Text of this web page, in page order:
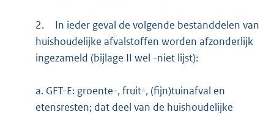
2.
In ieder geval de volgende bestanddelen van
huishoudelijke afvalstoffen worden afzonderlijk
ingezameld (bijlage II wel -niet lijst):
a. GFT-E: groente-, fruit-, (fijn)tuinafval en
etensresten; dat deel van de huishoudelijke